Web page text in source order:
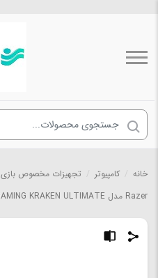
خانه کامپیوتر تجهیزات مخصوص بازی
Razer مدل GAMING KRAKEN ULTIMATE